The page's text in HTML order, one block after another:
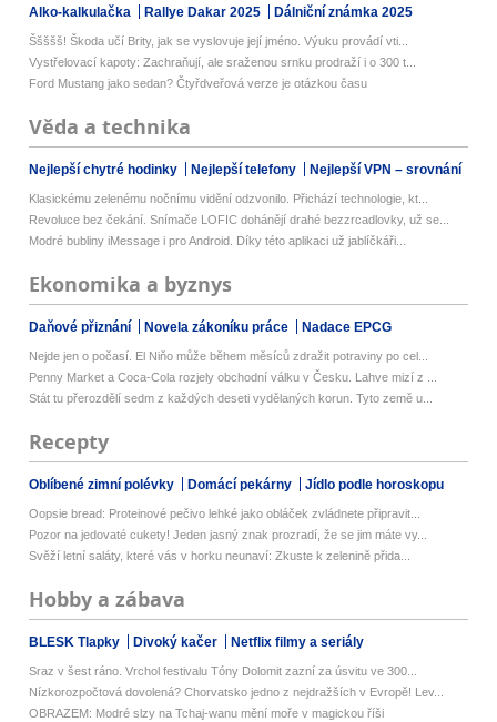
Alko-kalkulačka Rallye Dakar 2025 Dálniční známka 2025
Ššššš! Škoda učí Brity, jak se vyslovuje její jméno. Výuku provádí vti...
Vystřelovací kapoty: Zachraňují, ale sraženou srnku prodraží i o 300 t...
Ford Mustang jako sedan? Čtyřdveřová verze je otázkou času
Věda a technika
Nejlepší chytré hodinky Nejlepší telefony Nejlepší VPN – srovnání
Klasickému zelenému nočnímu vidění odzvonilo. Přichází technologie, kt...
Revoluce bez čekání. Snímače LOFIC dohánějí drahé bezzrcadlovky, už se...
Modré bubliny iMessage i pro Android. Díky této aplikaci už jablíčkáři...
Ekonomika a byznys
Daňové přiznání Novela zákoníku práce Nadace EPCG
Nejde jen o počasí. El Niňo může během měsíců zdražit potraviny po cel...
Penny Market a Coca-Cola rozjely obchodní válku v Česku. Lahve mizí z ...
Stát tu přerozdělí sedm z každých deseti vydělaných korun. Tyto země u...
Recepty
Oblíbené zimní polévky Domácí pekárny Jídlo podle horoskopu
Oopsie bread: Proteinové pečivo lehké jako obláček zvládnete připravit...
Pozor na jedovaté cukety! Jeden jasný znak prozradí, že se jim máte vy...
Svěží letní saláty, které vás v horku neunaví: Zkuste k zelenině přida...
Hobby a zábava
BLESK Tlapky Divoký kačer Netflix filmy a seriály
Sraz v šest ráno. Vrchol festivalu Tóny Dolomit zazní za úsvitu ve 300...
Nízkorozpočtová dovolená? Chorvatsko jedno z nejdražších v Evropě! Lev...
OBRAZEM: Modré slzy na Tchaj-wanu mění moře v magickou říši